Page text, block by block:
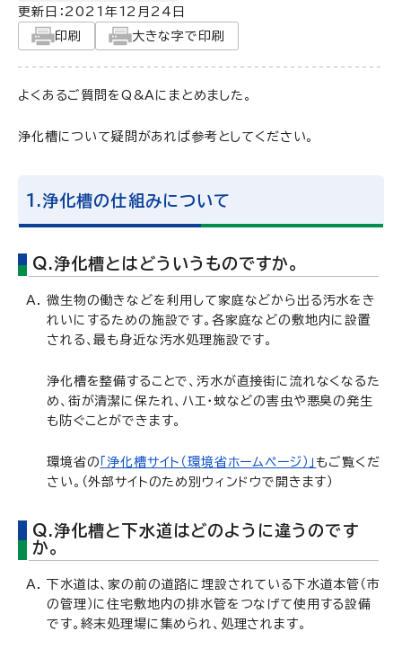
更新日： 2021年12月24日
印刷
大きな字で印刷
よくあるご質問をQ&Aにまとめました。
浄化槽について疑問があれば参考としてください。
1.浄化槽の仕組みについて
Q.浄化槽とはどういうものですか。
微生物の働きなどを利用して家庭などから出る汚水をき
れいにするための施設です。各家庭などの敷地内に設置
される、最も身近な汚水処理施設です。
浄化槽を整備することで、汚水が直接街に流れなくなるた
め、街が清潔に保たれ、ハエ・蚊などの害虫や悪臭の発生
も防ぐことができます。
環境省の 「浄化槽サイト（環境省ホームページ）」 もご覧くだ
さい。（外部サイトのため別ウィンドウで開きます）
Q.浄化槽と下水道はどのように違うのです
か。
下水道は、家の前の道路に埋設されている下水道本管（市
の管理）に住宅敷地内の排水管をつなげて使用する設備
です。終末処理場に集められ、処理されます。